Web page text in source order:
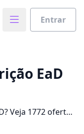
Entrar
EaD
Veja 1772 ofertas